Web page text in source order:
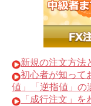
新規の注文方法
初心者が知って
値」「逆指値」の
「成行注文」を